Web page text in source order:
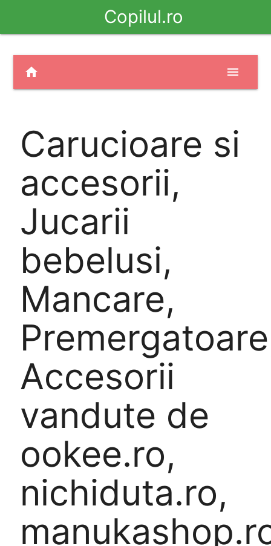
Copilul.ro
home menu
Carucioare si
accesorii,
Jucarii
bebelusi,
Mancare,
Accesorii
vandute de
ookee.ro,
nichiduta.ro,